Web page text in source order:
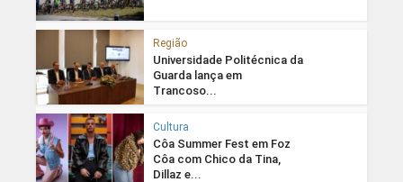
Região
Universidade Politécnica da
Guarda lança em
Trancoso...
Cultura
Côa Summer Fest em Foz
Côa com Chico da Tina,
Dillaz e...